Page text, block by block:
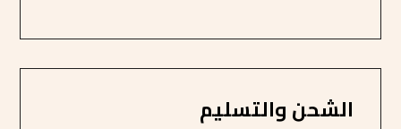
الشحن والتسليم